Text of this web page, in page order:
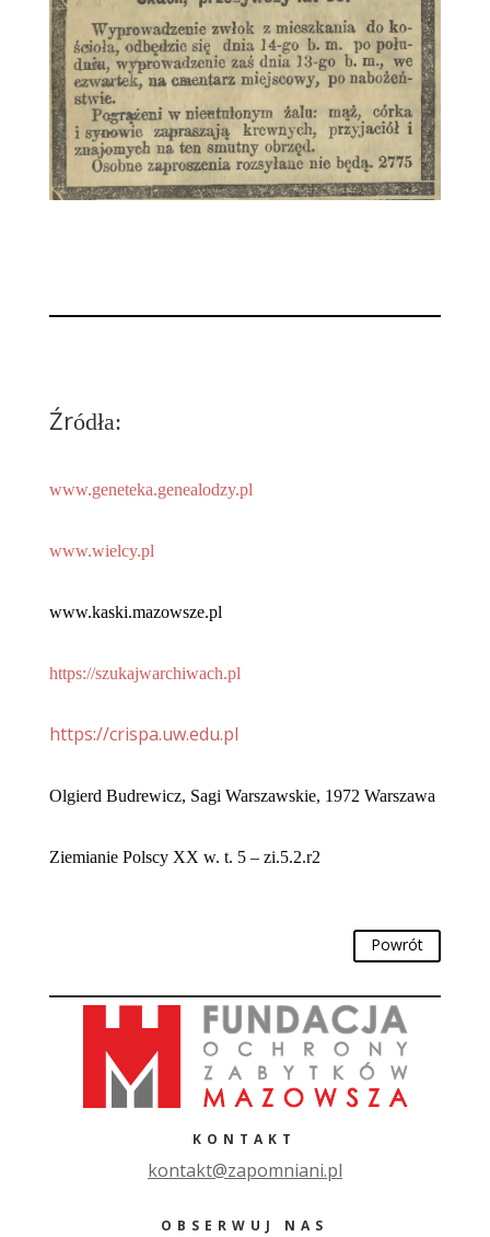
Źródła:
www.geneteka.genealodzy.pl
www.wielcy.pl
www.kaski.mazowsze.pl
https://szukajwarchiwach.pl
https://crispa.uw.edu.pl
Olgierd Budrewicz, Sagi Warszawskie, 1972 Warszawa
Ziemianie Polscy XX w. t. 5 – zi.5.2.r2
Powrót
KONTAKT
kontakt@zapomniani.pl
OBSERWUJ NAS